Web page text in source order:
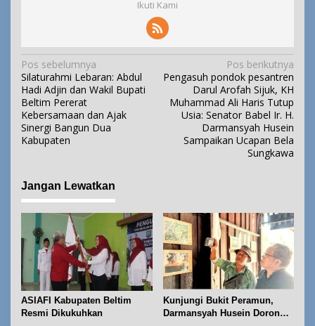
Ikuti Kami
N
a
v
i
g
i
p
o
s
Pos sebelumnya
Silaturahmi Lebaran: Abdul
Hadi Adjin dan Wakil Bupati
Beltim Pererat
Kebersamaan dan Ajak
Sinergi Bangun Dua
Kabupaten
Pos berikutnya
Pengasuh pondok pesantren
Darul Arofah Sijuk, KH
Muhammad Ali Haris Tutup
Usia: Senator Babel Ir. H.
Darmansyah Husein
Sampaikan Ucapan Bela
Sungkawa
Jangan Lewatkan
ASIAFI Kabupaten Beltim
Resmi Dikukuhkan
Kunjungi Bukit Peramun,
Darmansyah Husein Dorong